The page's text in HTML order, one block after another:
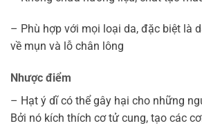
– Phù hợp với mọi loại da, đặc biệt là
về mụn và lỗ chân lông
Nhược điểm
– Hạt ý dĩ có thể gây hại cho những
Bởi nó kích thích cơ tử cung, tạo các